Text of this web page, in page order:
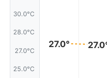
30.0°C
28.0°C
27.0°C
25.0°C
27.0°